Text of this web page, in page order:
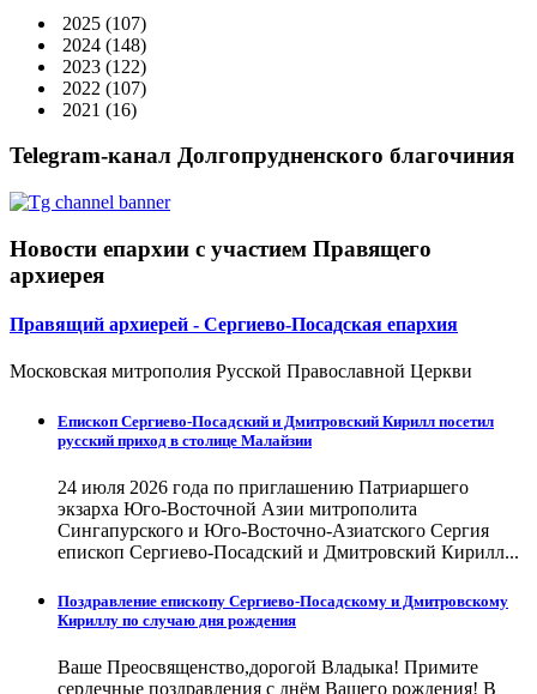
2025 (107)
2024 (148)
2023 (122)
2022 (107)
2021 (16)
Telegram-канал Долгопрудненского благочиния
Новости епархии с участием Правящего
архиерея
Правящий архиерей - Сергиево-Посадская епархия
Московская митрополия Русской Православной Церкви
Епископ Сергиево-Посадский и Дмитровский Кирилл посетил
русский приход в столице Малайзии
24 июля 2026 года по приглашению Патриаршего
экзарха Юго-Восточной Азии митрополита
Сингапурского и Юго-Восточно-Азиатского Сергия
епископ Сергиево-Посадский и Дмитровский Кирилл...
Поздравление епископу Сергиево-Посадскому и Дмитровскому
Кириллу по случаю дня рождения
Ваше Преосвященство,дорогой Владыка! Примите
сердечные поздравления с днём Вашего рождения! В